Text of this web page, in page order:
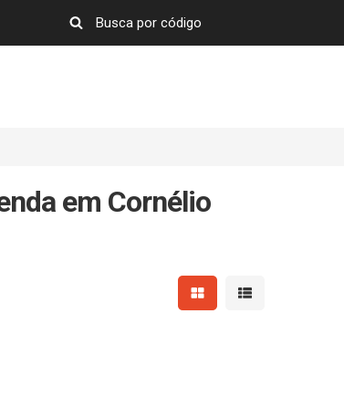
em Cornélio
Mostrar resultados em
Mostrar